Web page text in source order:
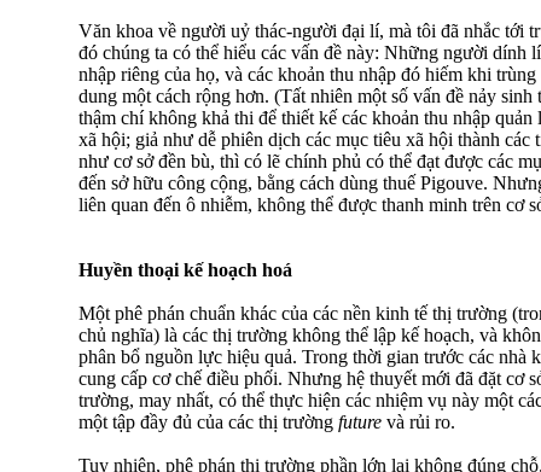
Văn khoa về người uỷ thác-người đại lí, mà tôi đã nhắc tới
đó chúng ta có thể hiểu các vấn đề này: Những người dính
nhập riêng của họ, và các khoản thu nhập đó hiếm khi
dung một cách rộng hơn. (Tất nhiên một số vấn đề nảy
thậm chí không khả thi để thiết kế các khoản thu nhập quản
xã hội; giả như dễ phiên dịch các mục tiêu xã hội thành các
như cơ sở đền bù, thì có lẽ chính phủ có thể đạt được các
đến sở hữu công cộng, bằng cách dùng thuế Pigouve.
liên quan đến ô nhiễm, không thể được thanh minh trên cơ
Huyền thoại kế hoạch hoá
Một phê phán chuẩn khác của các nền kinh tế thị trường
chủ nghĩa) là các thị trường không thể lập kế hoạch, và
phân bổ nguồn lực hiệu quả. Trong thời gian trước các nhà
cung cấp cơ chế điều phối. Nhưng hệ thuyết mới đã đặt cơ
trường, may nhất, có thể thực hiện các nhiệm vụ này một
một tập đầy đủ của các thị trường future và rủi ro.
Tuy nhiên, phê phán thị trường phần lớn lại không đúng